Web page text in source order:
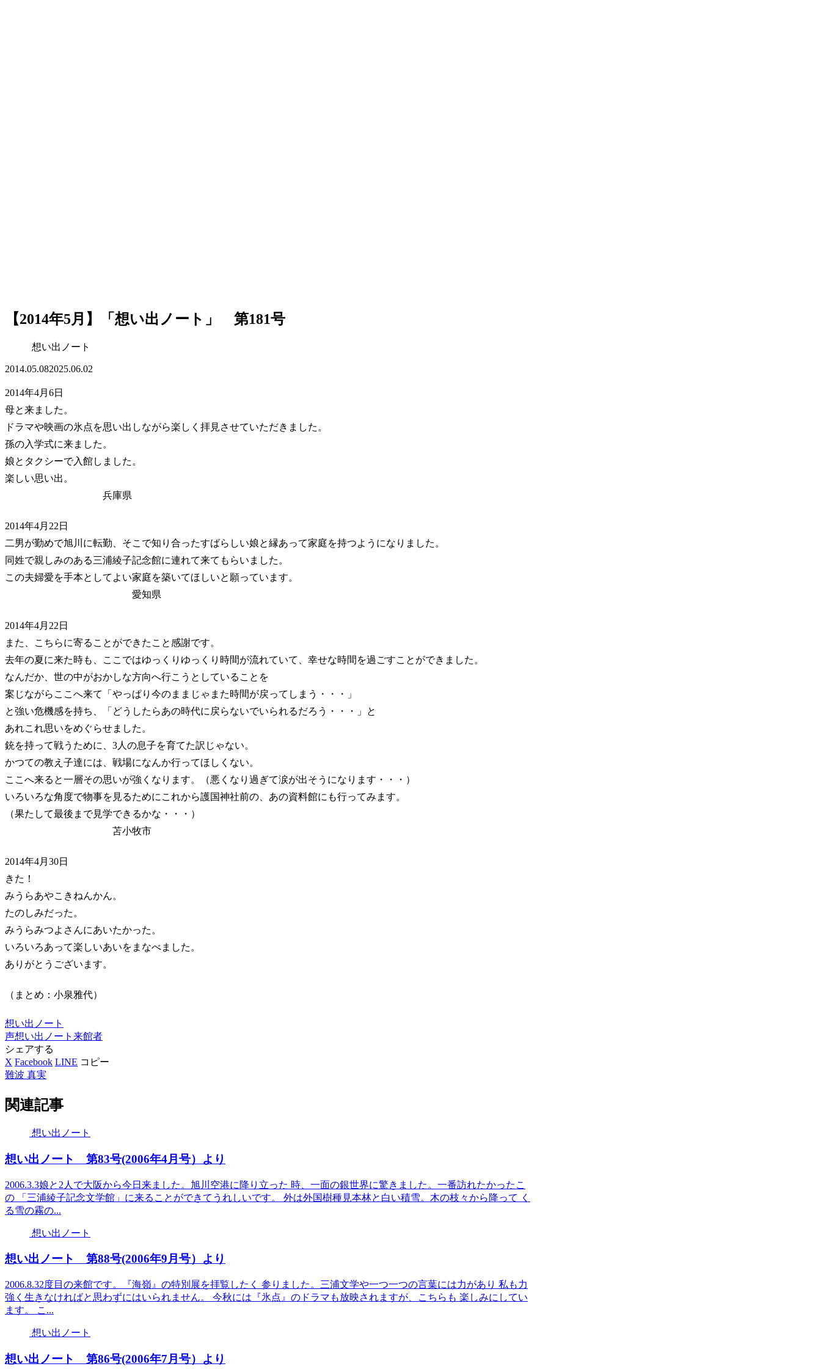
【2014年5月】「想い出ノート」 第181号
想い出ノート
2014.05.082025.06.02
2014年4月6日
母と来ました。
ドラマや映画の氷点を思い出しながら楽しく拝見させていただきました。
孫の入学式に来ました。
娘とタクシーで入館しました。
楽しい思い出。
兵庫県
2014年4月22日
二男が勤めで旭川に転勤、そこで知り合ったすばらしい娘と縁あって家庭を持つようになりました。
同姓で親しみのある三浦綾子記念館に連れて来てもらいました。
この夫婦愛を手本としてよい家庭を築いてほしいと願っています。
愛知県
2014年4月22日
また、こちらに寄ることができたこと感謝です。
去年の夏に来た時も、ここではゆっくりゆっくり時間が流れていて、幸せな時間を過ごすことができました。
なんだか、世の中がおかしな方向へ行こうとしていることを
案じながらここへ来て「やっぱり今のままじゃまた時間が戻ってしまう・・・」
と強い危機感を持ち、「どうしたらあの時代に戻らないでいられるだろう・・・」と
あれこれ思いをめぐらせました。
銃を持って戦うために、3人の息子を育てた訳じゃない。
かつての教え子達には、戦場になんか行ってほしくない。
ここへ来ると一層その思いが強くなります。（悪くなり過ぎて涙が出そうになります・・・）
いろいろな角度で物事を見るためにこれから護国神社前の、あの資料館にも行ってみます。
（果たして最後まで見学できるかな・・・）
苫小牧市
2014年4月30日
きた！
みうらあやこきねんかん。
たのしみだった。
みうらみつよさんにあいたかった。
いろいろあって楽しいあいをまなべました。
ありがとうございます。
（まとめ：小泉雅代）
想い出ノート
声想い出ノート 来館者
シェアする
X Facebook LINE コピー
難波 真実
関連記事
想い出ノート
想い出ノート 第83号(2006年4月号）より
2006.3.3娘と2人で大阪から今日来ました。旭川空港に降り立った 時、一面の銀世界に驚きました。一番訪れたかったこ
の 「三浦綾子記念文学館」に来ることができてうれしいです。 外は外国樹種見本林と白い積雪。木の枝々から降って く
る雪の霧の...
想い出ノート
想い出ノート 第88号(2006年9月号）より
2006.8.32度目の来館です。『海嶺』の特別展を拝覧したく 参りました。三浦文学や一つ一つの言葉には力があり 私も力
強く生きなければと思わずにはいられません。 今秋には『氷点』のドラマも放映されますが、こちらも 楽しみにしてい
ます。 こ...
想い出ノート
想い出ノート 第86号(2006年7月号）より